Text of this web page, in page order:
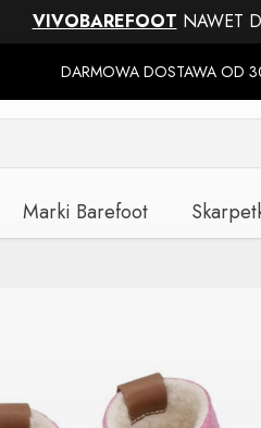
VIVOBAREFOOT NAWET
DARMOWA DOSTAWA OD
Marki Barefoot